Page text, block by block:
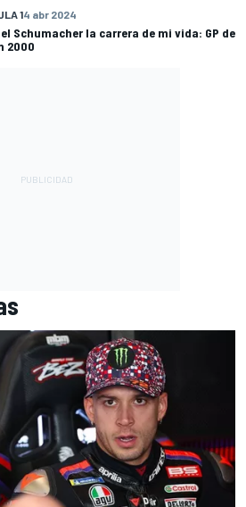
14 abr 2024
Schumacher la carrera de mi vida: GP de
2000